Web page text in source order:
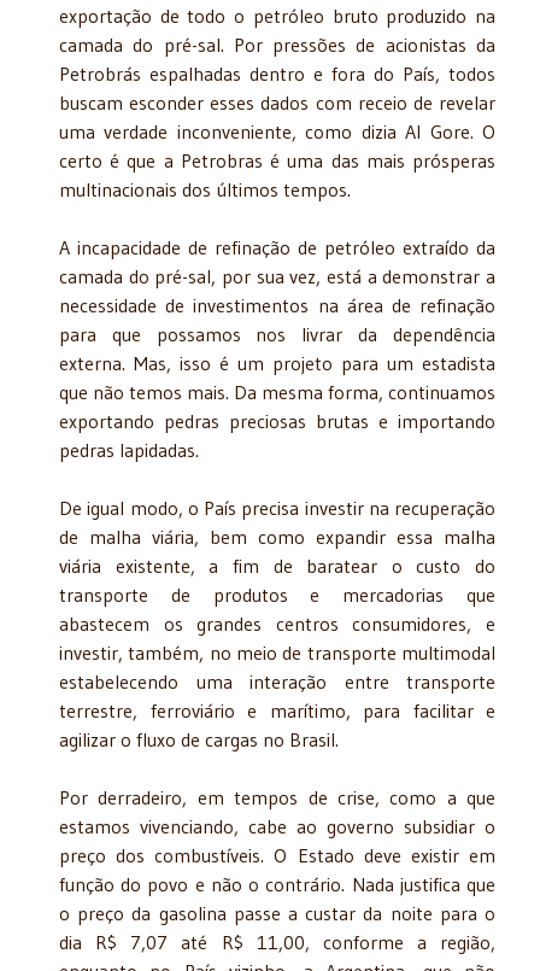
exportação de todo o petróleo bruto produzido na
camada do pré-sal. Por pressões de acionistas da
Petrobrás espalhadas dentro e fora do País, todos
buscam esconder esses dados com receio de revelar
uma verdade inconveniente, como dizia Al Gore. O
certo é que a Petrobras é uma das mais prósperas
multinacionais dos últimos tempos.
A incapacidade de refinação de petróleo extraído da
camada do pré-sal, por sua vez, está a demonstrar a
necessidade de investimentos na área de refinação
para que possamos nos livrar da dependência
externa. Mas, isso é um projeto para um estadista
que não temos mais. Da mesma forma, continuamos
exportando pedras preciosas brutas e importando
pedras lapidadas.
De igual modo, o País precisa investir na recuperação
de malha viária, bem como expandir essa malha
viária existente, a fim de baratear o custo do
transporte de produtos e mercadorias que
abastecem os grandes centros consumidores, e
investir, também, no meio de transporte multimodal
estabelecendo uma interação entre transporte
terrestre, ferroviário e marítimo, para facilitar e
agilizar o fluxo de cargas no Brasil.
Por derradeiro, em tempos de crise, como a que
estamos vivenciando, cabe ao governo subsidiar o
preço dos combustíveis. O Estado deve existir em
função do povo e não o contrário. Nada justifica que
o preço da gasolina passe a custar da noite para o
dia R$ 7,07 até R$ 11,00, conforme a região,